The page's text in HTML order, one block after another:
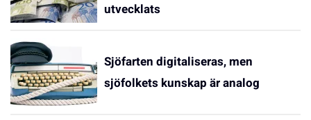
utvecklats
Sjöfarten digitaliseras, men
sjöfolkets kunskap är analog